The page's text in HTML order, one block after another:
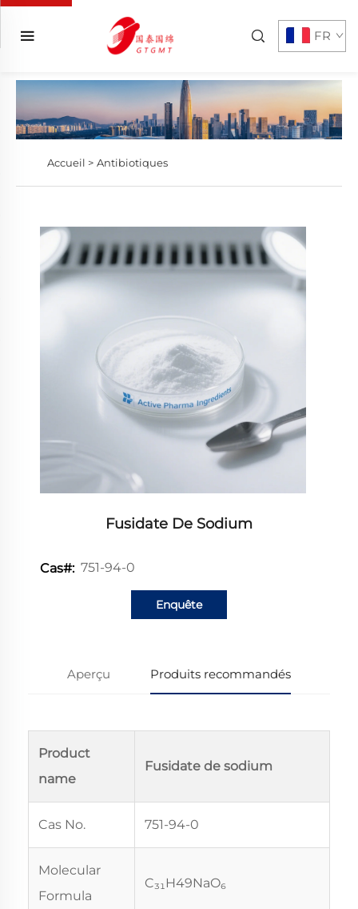
FR
Accueil > Antibiotiques
Fusidate De Sodium
Cas#: 751-94-0
Enquête
Aperçu Produits recommandés
Product
name
Fusidate de sodium
Cas No. 751-94-0
Molecular
Formula
C₃₁H49NaO₆